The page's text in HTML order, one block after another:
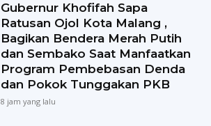
Gubernur Khofifah Sapa
Ratusan Ojol Kota Malang ,
Bagikan Bendera Merah Putih
dan Sembako Saat Manfaatkan
Program Pembebasan Denda
dan Pokok Tunggakan PKB
8 jam yang lalu